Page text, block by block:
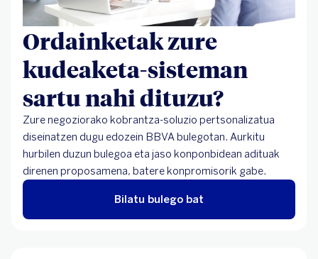
Ordainketak zure
kudeaketa-sisteman
sartu nahi dituzu?
Zure negoziorako kobrantza-soluzio pertsonalizatua
diseinatzen dugu edozein BBVA bulegotan. Aurkitu
hurbilen duzun bulegoa eta jaso konponbidean adituak
direnen proposamena, batere konpromisorik gabe.
Bilatu bulego bat